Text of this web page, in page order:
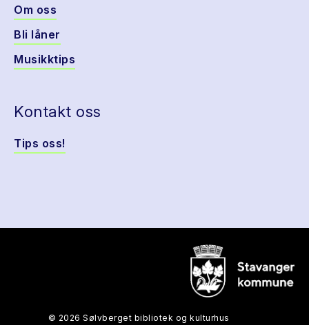
Om oss
Bli låner
Musikktips
Kontakt oss
Tips oss!
© 2026 Sølvberget bibliotek og kulturhus